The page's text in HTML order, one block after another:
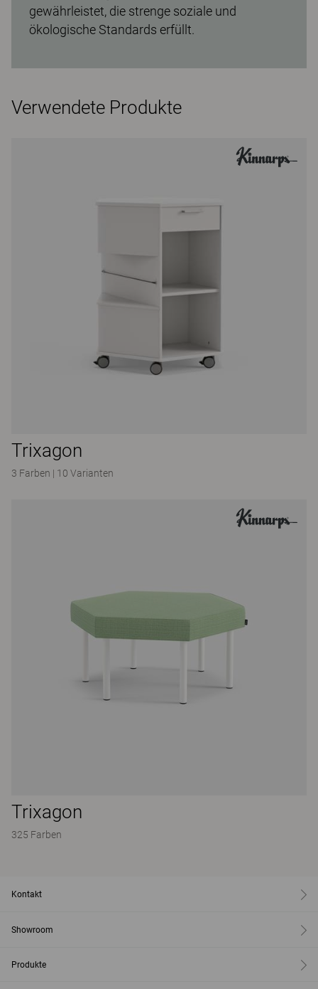
gewährleistet, die strenge soziale und
ökologische Standards erfüllt.
Verwendete Produkte
Trixagon
3 Farben | 10 Varianten
Trixagon
325 Farben
Kontakt
Showroom
Produkte